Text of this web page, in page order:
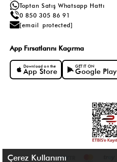
Toptan Satış Whatsapp Hattı
0 850 305 86 91
[email protected]
App Fırsatlarını Kaçırma
Download on the
App Store
GET IT ON
Google Play
Çerez Kullanımı